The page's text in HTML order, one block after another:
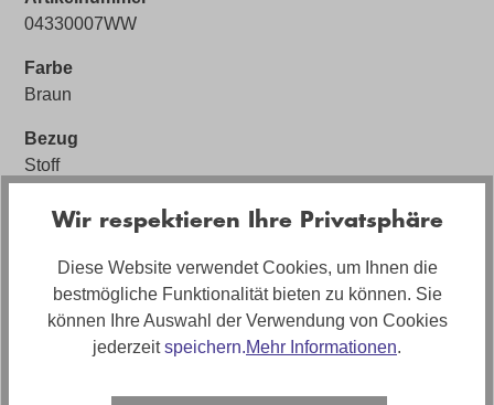
04330007WW
Farbe
Braun
Bezug
Stoff
Bezugsmaterial
Artikelabmessungen
Breite: ca. 274cm, Tiefe: ca. 125cm, Höhe: ca. 83cm
Sitzhöhe
Wir respektieren Ihre Privatsphäre
Diese Website verwendet Cookies, um Ihnen die
bestmögliche Funktionalität bieten zu können. Sie
können Ihre Auswahl der Verwendung von Cookies
jederzeitspeichern.Mehr Informationen.